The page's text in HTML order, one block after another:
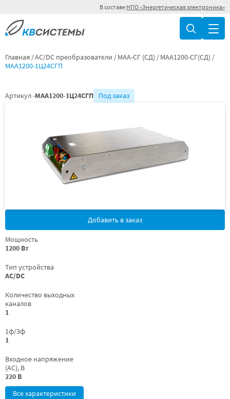
В составе НПО «Энергетическая электроника»
Главная AC/DC преобразователи МАА-СГ (СД)
МАА1200-СГ(СД)
МАА1200-1Ц24СГП
Артикул -МАА1200-1Ц24СГП Под заказ
Добавить в заказ
Мощность
1200 Вт
Тип устройства
AC/DC
Количество выходных
каналов
1
1ф/3ф
1
Входное напряжение
(AC), В
220 В
Все характеристики